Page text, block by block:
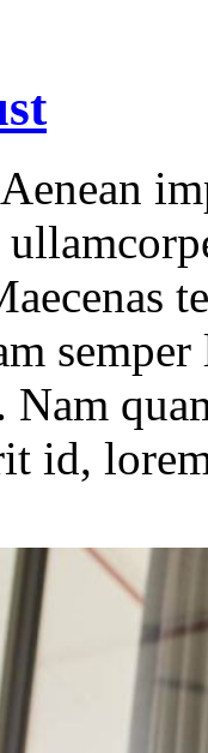
Nam
id,